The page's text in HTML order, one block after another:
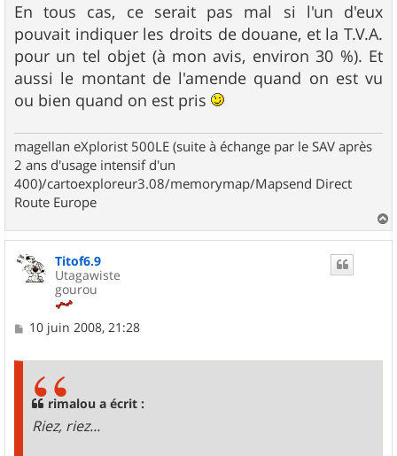
En tous cas, ce serait pas mal si l'un d'eux
pouvait indiquer les droits de douane, et la T.V.A.
pour un tel objet (à mon avis, environ 30 %). Et
aussi le montant de l'amende quand on est vu
ou bien quand on est pris
magellan eXplorist 500LE (suite à échange par le SAV après
2 ans d'usage intensif d'un
400)/cartoexploreur3.08/memorymap/Mapsend Direct
Route Europe
a
u
Titof6.9
Utagawiste
gourou
M10 juin 2008, 21:28
rimalou a écrit :
Riez, riez...